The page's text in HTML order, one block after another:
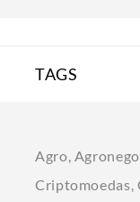
TAGS
Agro
Criptomoedas